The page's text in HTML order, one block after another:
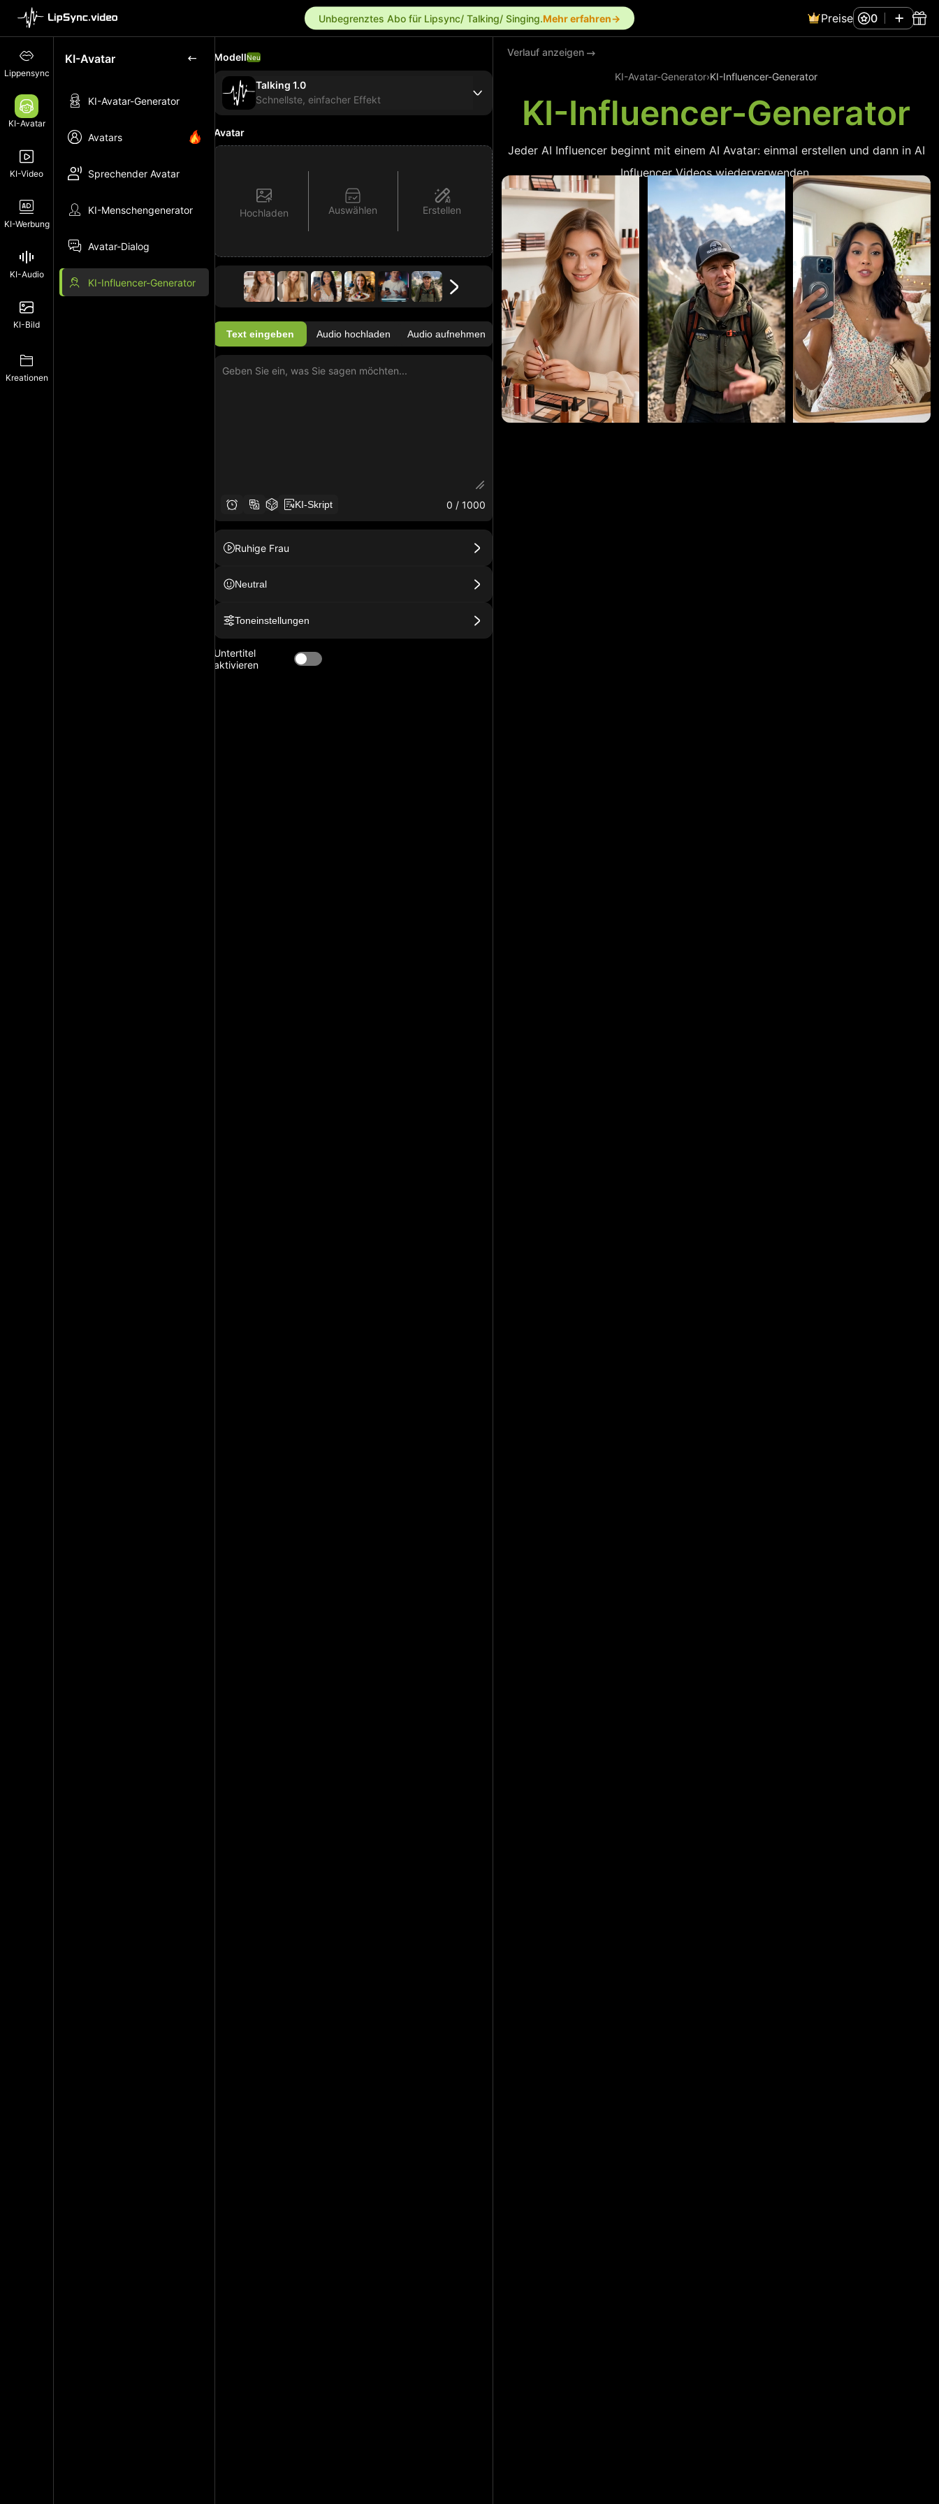
Unbegrenztes Abo für Lipsync/ Talking/ Singing.Mehr erfahren→ Preise 0
Lippensync
KI-Avatar
KI-Video
KI-Werbung
KI-Audio
KI-Bild
Kreationen
KI-Avatar
KI-Avatar-Generator
Avatars
Sprechender Avatar
KI-Menschengenerator
Avatar-Dialog
KI-Influencer-Generator
ModellNeu
Talking 1.0
Schnellste, einfacher Effekt
Avatar
Hochladen Auswählen Erstellen
Text eingeben Audio hochladen Audio aufnehmen
KI-Skript 0 / 1000
Ruhige Frau
Neutral
Toneinstellungen
Untertitel
aktivieren
Verlauf anzeigen
KI-Avatar-Generator›KI-Influencer-Generator
KI-Influencer-Generator
Jeder AI Influencer beginnt mit einem AI Avatar: einmal erstellen und dann in AI
Influencer Videos wiederverwenden.